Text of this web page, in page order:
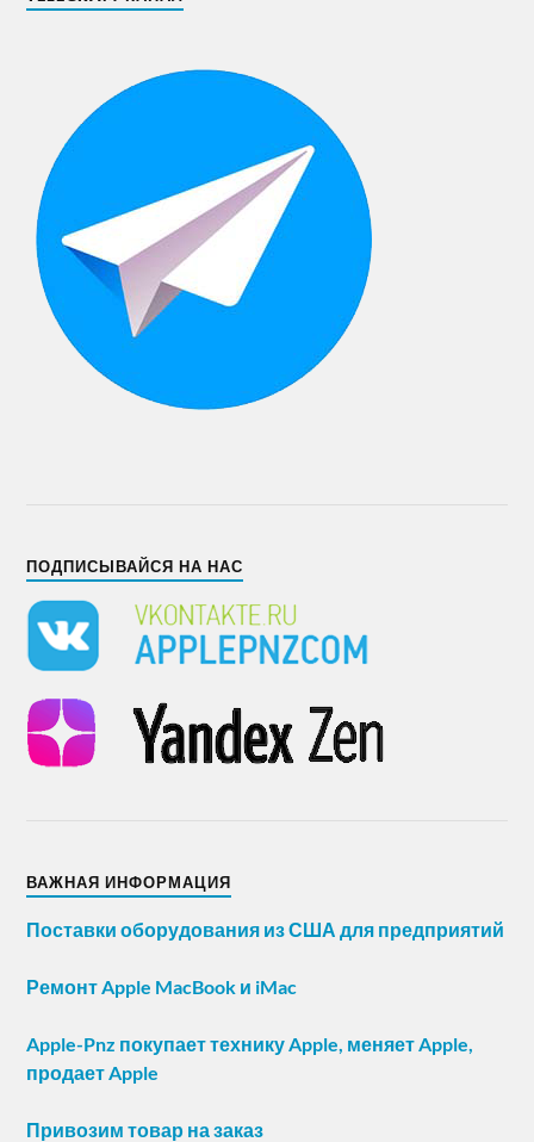
ПОДПИСЫВАЙСЯ НА НАС
ВАЖНАЯ ИНФОРМАЦИЯ
Поставки оборудования из США для предприятий
Ремонт Apple MacBook и iMac
Apple-Pnz покупает технику Apple, меняет Apple,
продает Apple
Привозим товар на заказ